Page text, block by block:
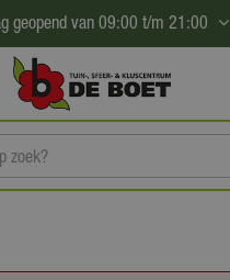
geopend van 09:00 t/m 21:00